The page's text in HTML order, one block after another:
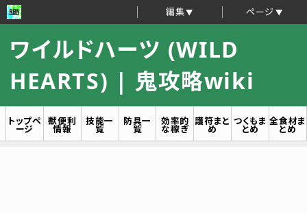
編集 ページ
ワイルドハーツ (WILD
HEARTS) | 鬼攻略wiki
トップペ
ージ
獣便利
情報
技能一
覧
防具一
覧
効率的
な稼ぎ
護符まと
め
つくもま
とめ
全食材ま
とめ